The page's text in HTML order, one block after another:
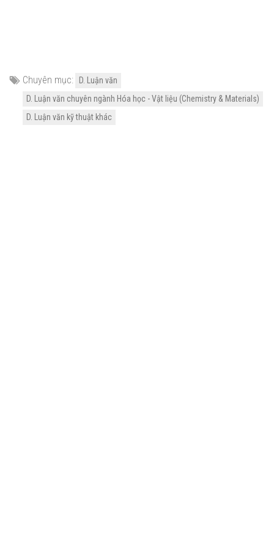
Chuyên mục:
D. Luận văn
D. Luận văn chuyên ngành Hóa học - Vật liệu (Chemistry & Materials)
D. Luận văn kỹ thuật khác